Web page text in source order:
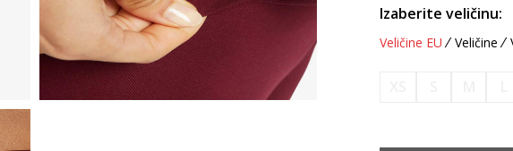
Izaberite veličinu:
Veličine EU Veličine